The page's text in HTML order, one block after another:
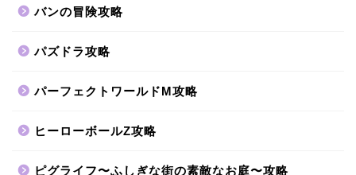
バンの冒険攻略
パズドラ攻略
パーフェクトワールドM攻略
ヒーローボールZ攻略
ピグライフ〜ふしぎな街の素敵なお庭〜攻略